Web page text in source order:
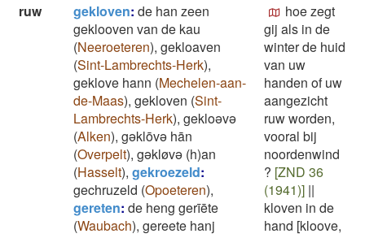
ruw
gekloven: de han zeen
geklooven van de kau
(Neeroeteren), gekloaven
(Sint-Lambrechts-Herk),
geklove hann (Mechelen-aan-
de-Maas), gekloven (Sint-
Lambrechts-Herk), gekloəvə
(Alken), gəklōvə hān
(Overpelt), gəkløvə (h)an
(Hasselt), gekroezeld:
gechruzeld (Opoeteren),
gereten: de heng gerīēte
(Waubach), gereete hanj
hoe zegt
gij als in de
winter de huid
van uw
handen of uw
aangezicht
ruw worden,
vooral bij
noordenwind
? [ZND 36
(1941)] ||
kloven in de
hand [kloove,